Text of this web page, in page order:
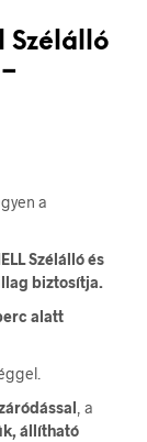
Szélálló
a
Szélálló és
biztosítja.
alatt
, a
állítható